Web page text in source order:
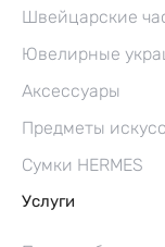
Швейцарские
Ювелирные
Аксессуары
Предметы
Сумки HERMES
Услуги